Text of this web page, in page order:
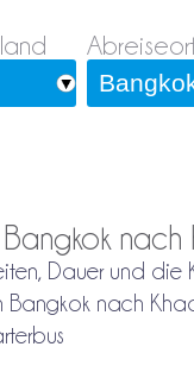
nach
Dauer und die
Bangkok nach